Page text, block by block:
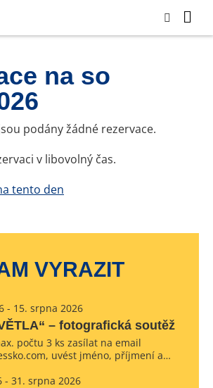
na so
podány žádné rezervace.
v libovolný čas.
tento den
VYRAZIT
- 15. srpna 2026
– fotografická soutěž
počtu 3 ks zasílat na email
uvést jméno, příjmení a…
- 31. srpna 2026